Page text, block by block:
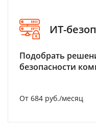
ИТ-
Подобрать
безопасности
От 684 руб./месяц